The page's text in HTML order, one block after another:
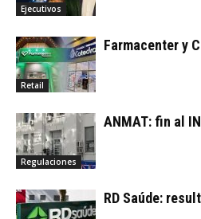
Ejecutivos
Retail
Farmacenter y
Regulaciones
ANMAT: fin al
RD Saúde: